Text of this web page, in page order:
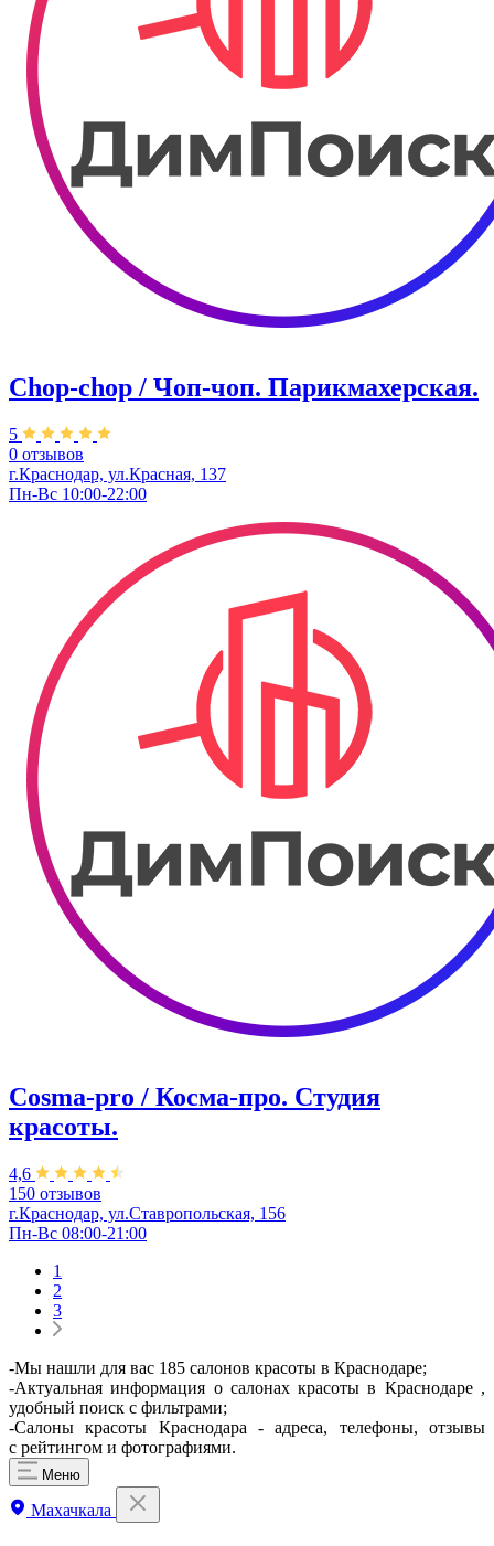
Chop-chop / Чоп-чоп. Парикмахерская.
5
0 отзывов
г.Краснодар, ул.Красная, 137
Пн-Вс 10:00-22:00
Cosma-pro / Косма-про. Студия
красоты.
4,6
150 отзывов
г.Краснодар, ул.Ставропольская, 156
Пн-Вс 08:00-21:00
1
2
3
-Мы нашли для вас 185 салонов красоты в Краснодаре;
-Актуальная информация о салонах красоты в Краснодаре ,
удобный поиск с фильтрами;
-Салоны красоты Краснодара - адреса, телефоны, отзывы
с рейтингом и фотографиями.
Меню
Махачкала